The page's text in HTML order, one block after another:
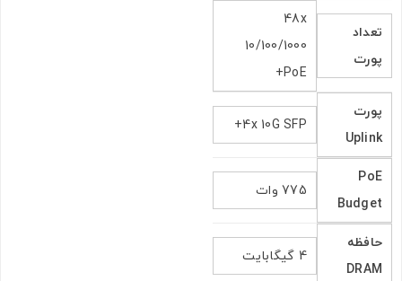
تعداد
پورت
48x
10/100/1000
PoE+
پورت
Uplink
4x 10G SFP+
PoE
Budget
775 وات
حافظه
DRAM
4 گیگابایت